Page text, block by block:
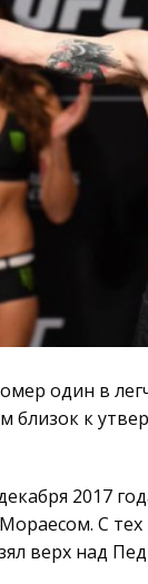
один в
к
2017
С тех
верх над